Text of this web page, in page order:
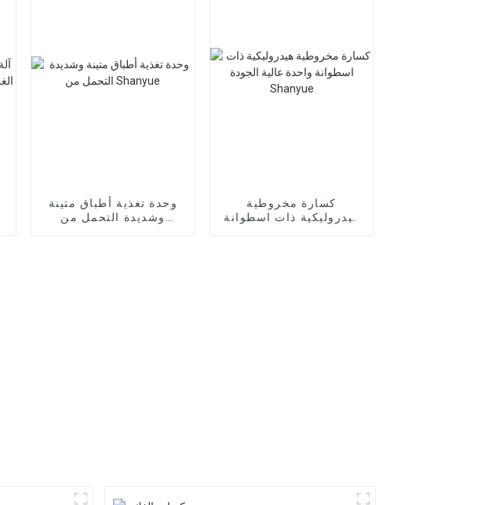
وحدة تغذية أطباق متينة
وشديدة التحمل من
كسارة مخروطية
هيدروليكية ذات اسطوانة